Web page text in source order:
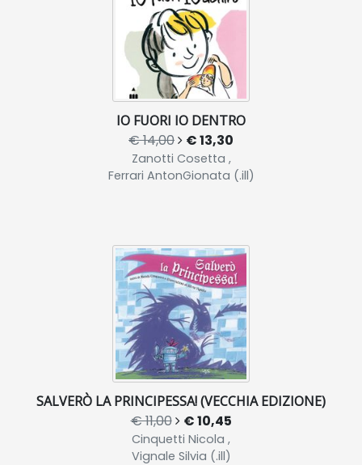
IO FUORI IO DENTRO
€ 14,00 € 13,30
Zanotti Cosetta ,
Ferrari AntonGionata (.ill)
SALVERÒ LA PRINCIPESSA! (VECCHIA EDIZIONE)
€ 11,00 € 10,45
Cinquetti Nicola ,
Vignale Silvia (.ill)